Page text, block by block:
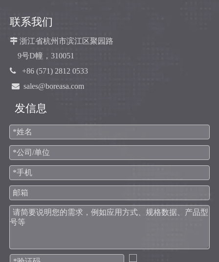
联系我们
 浙江省杭州市滨江区聚园路
9号D幢，310051
 +86 (571) 2812 0533
 sales@boreasa.com
发信息